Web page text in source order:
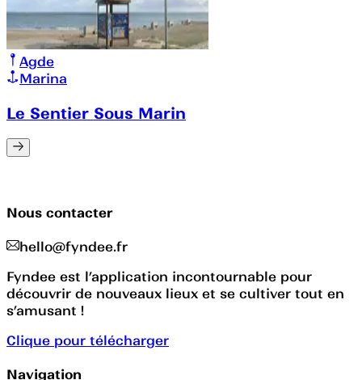
Agde
Marina
Le Sentier Sous Marin
Nous contacter
hello@fyndee.fr
Fyndee est l’application incontournable pour
découvrir de nouveaux lieux et se cultiver tout en
s’amusant !
Clique pour télécharger
Navigation